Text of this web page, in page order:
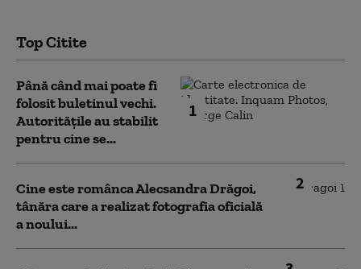
Top Citite
1
Până când mai poate fi
folosit buletinul vechi.
Autoritățile au stabilit
pentru cine se...
2
Cine este românca Alecsandra Drăgoi,
tânăra care a realizat fotografia oficială
a noului...